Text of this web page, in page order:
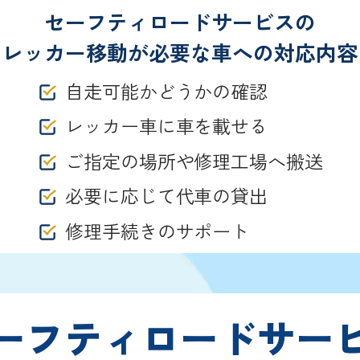
セーフティロードサービスの
レッカー移動が必要な車への対応内容
自走可能かどうかの確認
レッカー車に車を載せる
ご指定の場所や修理工場へ搬送
必要に応じて代車の貸出
修理手続きのサポート
フティロードサー